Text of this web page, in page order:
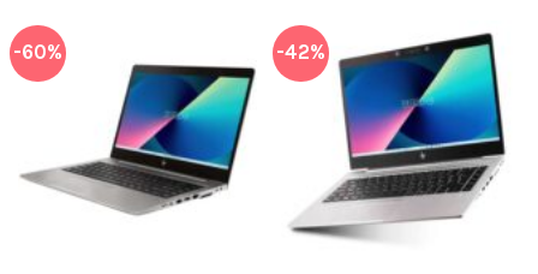
-60% -42%